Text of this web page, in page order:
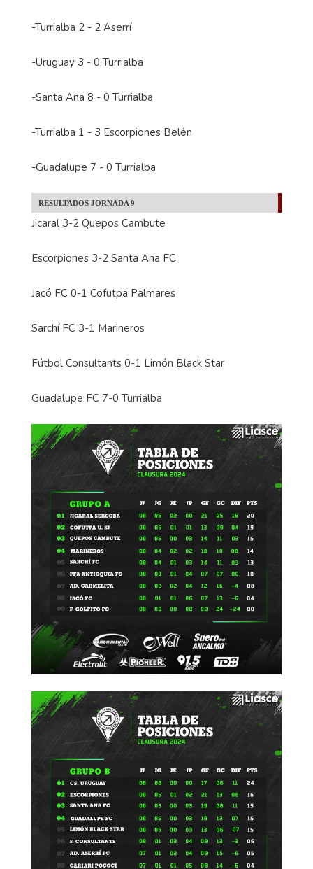
-Turrialba 2 - 2 Aserrí
-Uruguay 3 - 0 Turrialba
-Santa Ana 8 - 0 Turrialba
-Turrialba 1 - 3 Escorpiones Belén
-Guadalupe 7 - 0 Turrialba
RESULTADOS JORNADA 9
Jicaral 3-2 Quepos Cambute
Escorpiones 3-2 Santa Ana FC
Jacó FC 0-1 Cofutpa Palmares
Sarchí FC 3-1 Marineros
Fútbol Consultants 0-1 Limón Black Star
Guadalupe FC 7-0 Turrialba